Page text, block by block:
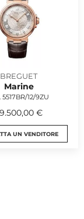
BREGUET
Marine
5517BR/12/9ZU
€
UN VENDITORE